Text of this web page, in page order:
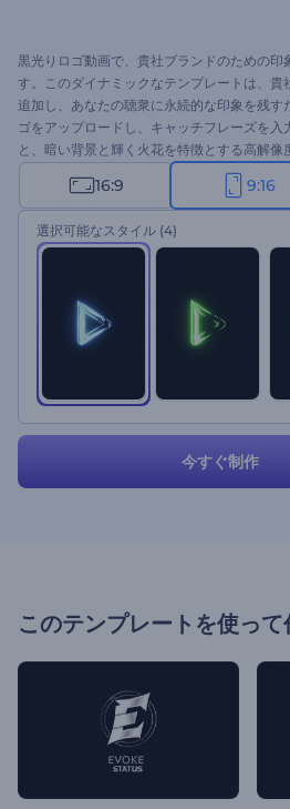
黒光りロゴ動画で、貴社ブランドのための印
す。このダイナミックなテンプレートは、貴
追加し、あなたの聴衆に永続的な印象を残す
ゴをアップロードし、キャッチフレーズを入
と、暗い背景と輝く火花を特徴とする高解
示されます。技術系ブランドや製品のプロモ
のプレゼンテーション、テレビコマーシャル
です。今すぐお試しください！
16:9 9:16
選択可能なスタイル (4)
今すぐ制作
このテンプレートを使っ